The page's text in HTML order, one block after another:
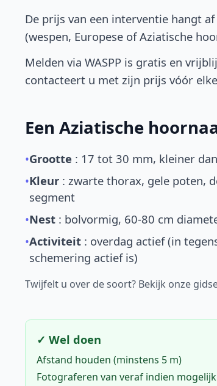
De prijs van een interventie hangt
(wespen, Europese of Aziatische
Melden via WASPP is gratis en
contacteert u met zijn prijs vóór
Een Aziatische
•Grootte : 17 tot 30 mm, kleiner
•Kleur : zwarte thorax, gele poten,
segment
•Nest : bolvormig, 60-80 cm
•Activiteit : overdag actief (in
schemering actief is)
Twijfelt u over de soort? Bekijk onze
✓ Wel doen
Afstand houden (minstens 5 m)
Fotograferen van veraf indien mogelijk